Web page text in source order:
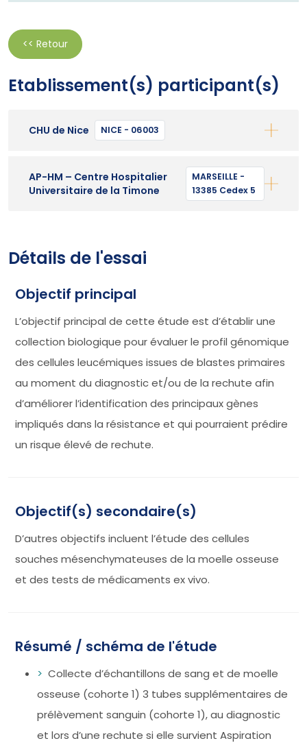
<< Retour
Etablissement(s) participant(s)
CHU de Nice NICE - 06003
AP-HM – Centre Hospitalier
Universitaire de la Timone
MARSEILLE -
13385 Cedex 5
Détails de l'essai
Objectif principal
L’objectif principal de cette étude est d’établir une
collection biologique pour évaluer le profil génomique
des cellules leucémiques issues de blastes primaires
au moment du diagnostic et/ou de la rechute afin
d’améliorer l’identification des principaux gènes
impliqués dans la résistance et qui pourraient prédire
un risque élevé de rechute.
Objectif(s) secondaire(s)
D’autres objectifs incluent l’étude des cellules
souches mésenchymateuses de la moelle osseuse
et des tests de médicaments ex vivo.
Résumé / schéma de l'étude
Collecte d’échantillons de sang et de moelle
osseuse (cohorte 1) 3 tubes supplémentaires de
prélèvement sanguin (cohorte 1), au diagnostic
et lors d’une rechute si elle survient Aspiration